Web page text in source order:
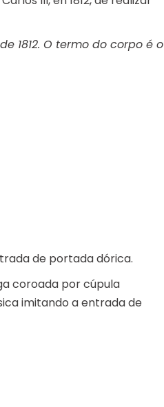
1812. O termo do corpo é o
de portada dórica.
coroada por cúpula
imitando a entrada de